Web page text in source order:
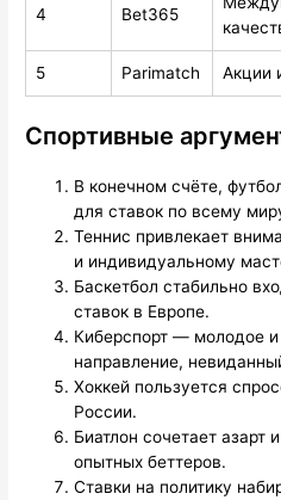
4 Bet365
5 Parimatch Акции
Спортивные
В конечном счёте,
для ставок по всему
Теннис привлекает
и индивидуальному
Баскетбол стабильно
ставок в Европе.
Киберспорт — молодое
направление,
Хоккей пользуется
России.
Биатлон сочетает азарт
опытных беттеров.
Ставки на политику